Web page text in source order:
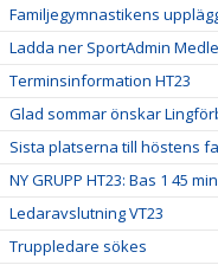
Familjegymnastikens
Ladda ner SportAdmin
Terminsinformation HT23
Glad sommar önskar
Sista platserna till höstens
NY GRUPP HT23: Bas 1 45
Ledaravslutning VT23
Truppledare sökes